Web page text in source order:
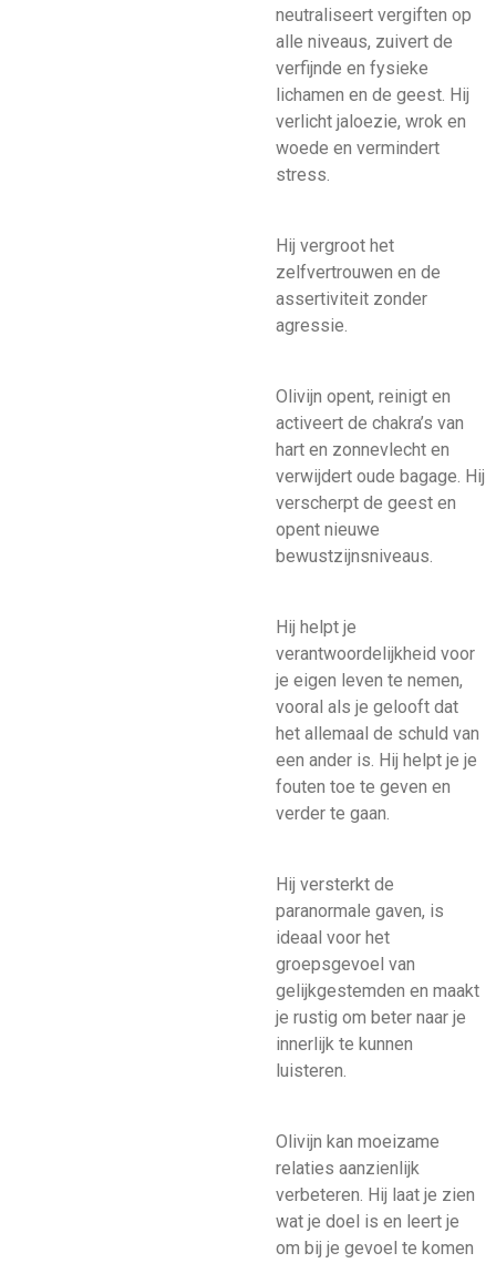
neutraliseert vergiften op
alle niveaus, zuivert de
verfijnde en fysieke
lichamen en de geest. Hij
verlicht jaloezie, wrok en
woede en vermindert
stress.
Hij vergroot het
zelfvertrouwen en de
assertiviteit zonder
agressie.
Olivijn opent, reinigt en
activeert de chakra’s van
hart en zonnevlecht en
verwijdert oude bagage. Hij
verscherpt de geest en
opent nieuwe
bewustzijnsniveaus.
Hij helpt je
verantwoordelijkheid voor
je eigen leven te nemen,
vooral als je gelooft dat
het allemaal de schuld van
een ander is. Hij helpt je je
fouten toe te geven en
verder te gaan.
Hij versterkt de
paranormale gaven, is
ideaal voor het
groepsgevoel van
gelijkgestemden en maakt
je rustig om beter naar je
innerlijk te kunnen
luisteren.
Olivijn kan moeizame
relaties aanzienlijk
verbeteren. Hij laat je zien
wat je doel is en leert je
om bij je gevoel te komen